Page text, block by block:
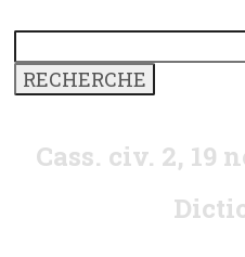
Cass. civ. 2, 19